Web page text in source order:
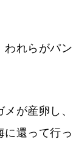
われらがパン
が産卵し、
に還って行っ